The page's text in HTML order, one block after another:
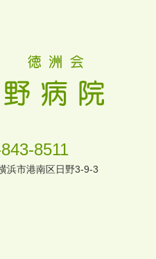
8511
浜市港南区日野3-9-3